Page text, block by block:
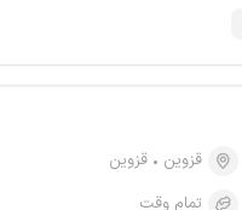
قزوین
قزوین
تمام وقت